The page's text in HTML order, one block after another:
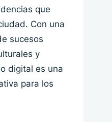
que
Con una
sucesos
y
digital es una
para los